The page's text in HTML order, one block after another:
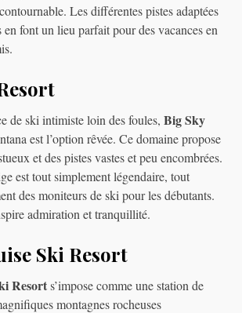
Les différentes pistes adaptées
en font un lieu parfait pour des vacances en
de ski intimiste loin des foules, Big Sky
est l’option rêvée. Ce domaine propose
et des pistes vastes et peu encombrées.
est tout simplement légendaire, tout
des moniteurs de ski pour les débutants.
admiration et tranquillité.
Ski Resort
Resorts’impose comme une station de
montagnes rocheuses